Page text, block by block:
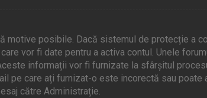
motive posibile. Dacă sistemul de protecție a
vor fi date pentru a activa contul. Unele
informații vor fi furnizate la sfârșitul
pe care ați furnizat-o este incorectă sau
către Administrație.